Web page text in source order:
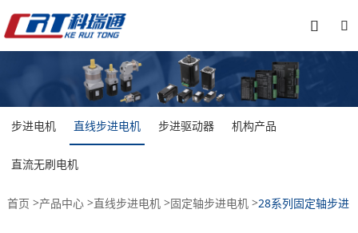


步进电机 直线步进电机 步进驱动器 机构产品
直流无刷电机
首页 >产品中心>直线步进电机>固定轴步进电机>28系列固定轴步进